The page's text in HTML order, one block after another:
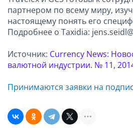
партнером по всему миру,
настоящему понять его
Подробнее о Taxidia:
Источник: Currency News:
валютной индустрии. № 11,
Принимаются заявки на